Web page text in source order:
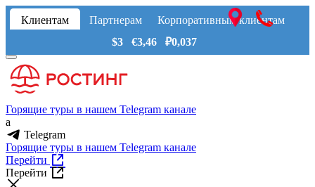
Клиентам Партнерам
Корпоративным клиентам
$3 €3,46 ₽0,037
Горящие туры в нашем Telegram канале
a
Telegram
Горящие туры в нашем Telegram канале
Перейти
Перейти